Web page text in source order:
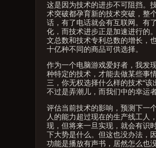
这是因为技术的进步不可阻挡。
术突破都孕育新的技术突破，整
话，有了电话就会有互联网。有
化，而技术进步正是加速进行的
文总数和技术专利总数的增长，
十亿种不同的商品可供选择。
作为一个电脑游戏爱好者，我发
种特定的技术，才能去做某些事
三，你无权选择什么样的技术“
不过是弄潮儿，而我们中的幸运
评估当前技术的影响，预测下一
人的能力超过现在的生产线工人
现，但将来一旦实现，就会有识
下大势是什么。但这也没办法，
功能是播放有声书，居然怎么也